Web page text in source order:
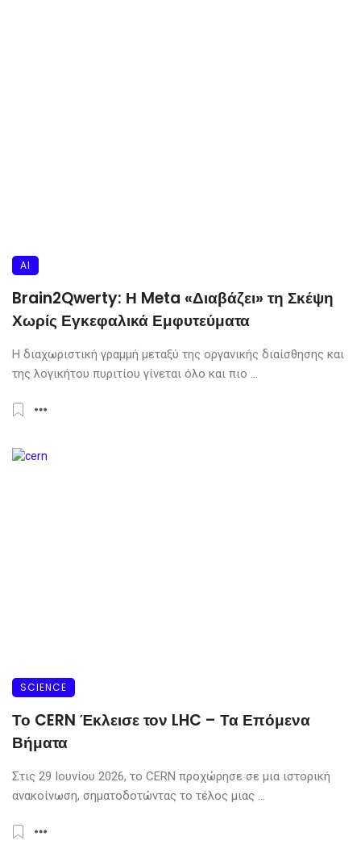
AI
Brain2Qwerty: Η Meta «Διαβάζει» τη Σκέψη
Χωρίς Εγκεφαλικά Εμφυτεύματα
Η διαχωριστική γραμμή μεταξύ της οργανικής διαίσθησης και
της λογικήτου πυριτίου γίνεται όλο και πιο ...
SCIENCE
Το CERN Έκλεισε τον LHC – Τα Επόμενα
Βήματα
Στις 29 Ιουνίου 2026, το CERN προχώρησε σε μια ιστορική
ανακοίνωση, σηματοδοτώντας το τέλος μιας ...